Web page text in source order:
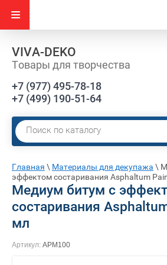
VIVA-DEKO
Товары для творчества
+7 (977) 495-78-18
+7 (499) 190-51-64
Главная \ Материалы для декупажа \
эффектом состаривания Asphaltum
Медиум битум с
состаривания
мл
Артикул: APM100